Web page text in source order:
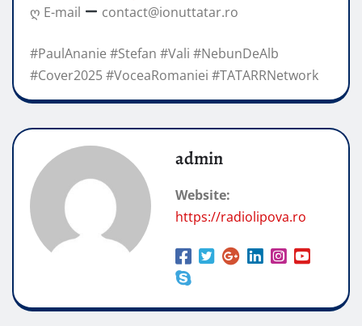
ღ E-mail
contact@ionuttatar.ro
#PaulAnanie #Stefan #Vali #NebunDeAlb
#Cover2025 #VoceaRomaniei #TATARRNetwork
admin
Website:
https://radiolipova.ro